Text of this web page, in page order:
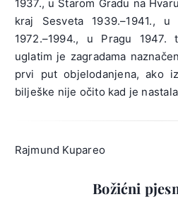
1937., u Starom Gradu na
kraj Sesveta 1939.–1941., u
1972.–1994., u Pragu
uglatim je zagradama
prvi put objelodanjena, ako
bilješke nije očito kad je
Rajmund Kupareo
Božićni